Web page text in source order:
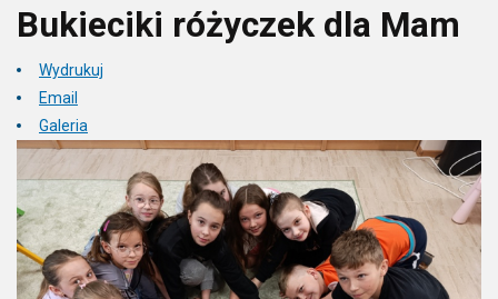
Bukieciki różyczek dla Mam
Wydrukuj
Email
Galeria